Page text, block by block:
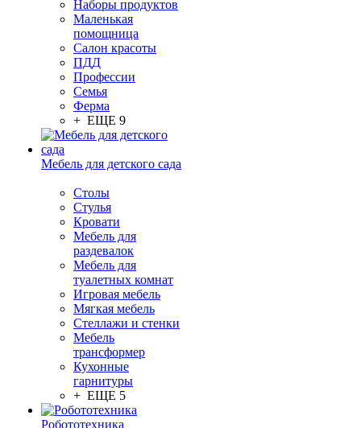
Наборы продуктов
Маленькая
помощница
Салон красоты
ПДД
Профессии
Семья
Ферма
+ ЕЩЕ 9
Мебель для детского сада
Столы
Cтулья
Кровати
Мебель для
раздевалок
Мебель для
туалетных комнат
Игровая мебель
Мягкая мебель
Стеллажи и стенки
Мебель
трансформер
Кухонные
гарнитуры
+ ЕЩЕ 5
Робототехника